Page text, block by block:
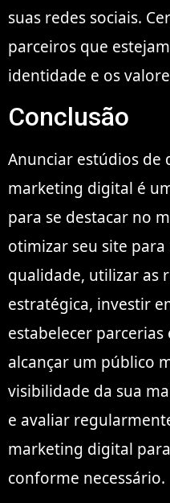
suas redes sociais.
parceiros que
identidade e os
Conclusão
Anunciar estúdios de
marketing digital é
para se destacar no
otimizar seu site para
qualidade, utilizar as
estratégica, investir
estabelecer
alcançar um público
visibilidade da sua
e avaliar
marketing digital
conforme necessário.